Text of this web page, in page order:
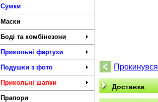
Сумки
Маски
Боді та комбінезони
Прикольні фартухи
Подушки з фото
Прикольні шапки
Прапори
Доставка